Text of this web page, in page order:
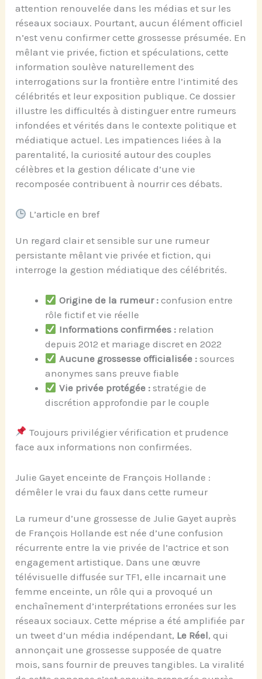
attention renouvelée dans les médias et sur les
réseaux sociaux. Pourtant, aucun élément officiel
n’est venu confirmer cette grossesse présumée. En
mêlant vie privée, fiction et spéculations, cette
information soulève naturellement des
interrogations sur la frontière entre l’intimité des
célébrités et leur exposition publique. Ce dossier
illustre les difficultés à distinguer entre rumeurs
infondées et vérités dans le contexte politique et
médiatique actuel. Les impatiences liées à la
parentalité, la curiosité autour des couples
célèbres et la gestion délicate d’une vie
recomposée contribuent à nourrir ces débats.
L’article en bref
Un regard clair et sensible sur une rumeur
persistante mêlant vie privée et fiction, qui
interroge la gestion médiatique des célébrités.
Origine de la rumeur :confusion entre
rôle fictif et vie réelle
Informations confirmées :relation
depuis 2012 et mariage discret en 2022
Aucune grossesse officialisée :sources
anonymes sans preuve fiable
Vie privée protégée :stratégie de
discrétion approfondie par le couple
Toujours privilégier vérification et prudence
face aux informations non confirmées.
Julie Gayet enceinte de François Hollande :
démêler le vrai du faux dans cette rumeur
La rumeur d’une grossesse de Julie Gayet auprès
de François Hollande est née d’une confusion
récurrente entre la vie privée de l’actrice et son
engagement artistique. Dans une œuvre
télévisuelle diffusée sur TF1, elle incarnait une
femme enceinte, un rôle qui a provoqué un
enchaînement d’interprétations erronées sur les
réseaux sociaux. Cette méprise a été amplifiée par
un tweet d’un média indépendant, Le Réel, qui
annonçait une grossesse supposée de quatre
mois, sans fournir de preuves tangibles. La viralité